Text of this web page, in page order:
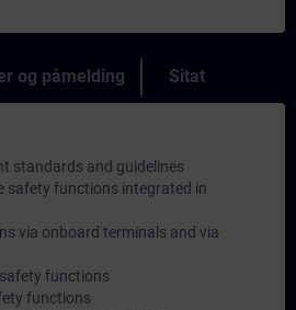
og påmelding Sitat
standards and guidelines
safety functions integrated in
via onboard terminals and via
functions
functions